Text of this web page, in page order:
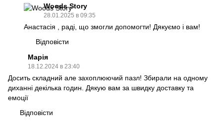
Woods Story
28.01.2025 в 09:35
Анастасія , раді, що змогли допомогти! Дякуємо і вам!
Відповісти
Марія
18.12.2024 в 23:40
Досить складний але захоплюючий пазл! Збирали на одному
диханні декілька годин. Дякую вам за швидку доставку та
емоції
Відповісти